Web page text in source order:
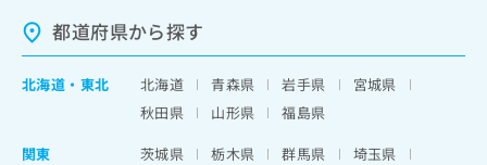
都道府県から探す
北海道 ・ 東北 北海道 青森県 岩手県
宮城県
秋田県
山形県
福島県
関東
茨城県 栃木県 群馬県
埼玉県